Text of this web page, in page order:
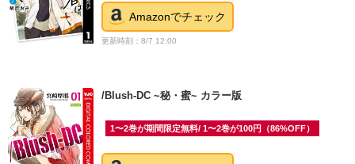
Amazonでチェック
更新時刻：8/7 12:00
/Blush-DC ~秘・蜜~ カラー版
1〜2巻が期間限定無料/ 1〜2巻が100円（86%OFF）